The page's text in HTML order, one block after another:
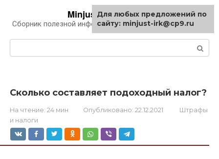
контенту
Minjust-irk.ru
Сборник полезной информации про автомобили
Сколько составляет подоходный налог?
На чтение: 24 мин Опубликовано: 22.12.2021
Штрафы
и налоги
Для любых предложений по
сайту: minjust-irk@cp9.ru